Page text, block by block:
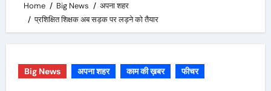
Home Big News
अपना शहर
प्रशिक्षित शिक्षक अब सड़क पर लड़ने को तैयार
Big News अपना शहर काम की ख़बर फीचर